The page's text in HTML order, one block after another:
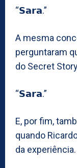
“𝗦𝗮𝗿𝗮.”
A mesma
perguntaram
do Secret
“𝗦𝗮𝗿𝗮.”
E, por fim,
quando
da experiência.